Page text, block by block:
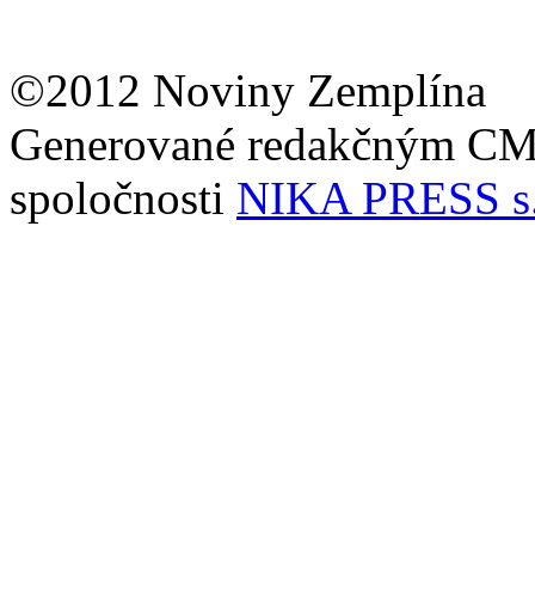
©2012 Noviny Zemplína
Generované redakčným
spoločnosti NIKA PRESS